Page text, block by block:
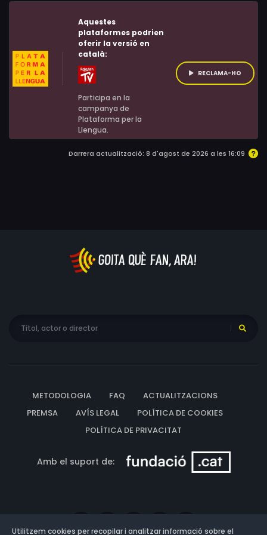
Aquestes
plataformes podrien
oferir la versió en
català:
Participa en la
campanya de
Plataforma per la
Llengua.
RECLAMA-HO
Darrera actualització: 8 d'agost de 2026 a les 16:09
METODOLOGIA FAQ
ACTUALITZACIONS
PREMSA
AVÍS LEGAL
POLÍTICA DE COOKIES
POLÍTICA DE PRIVACITAT
Amb el suport de:
Utilitzem cookies per recopilar i analitzar informació sobre el